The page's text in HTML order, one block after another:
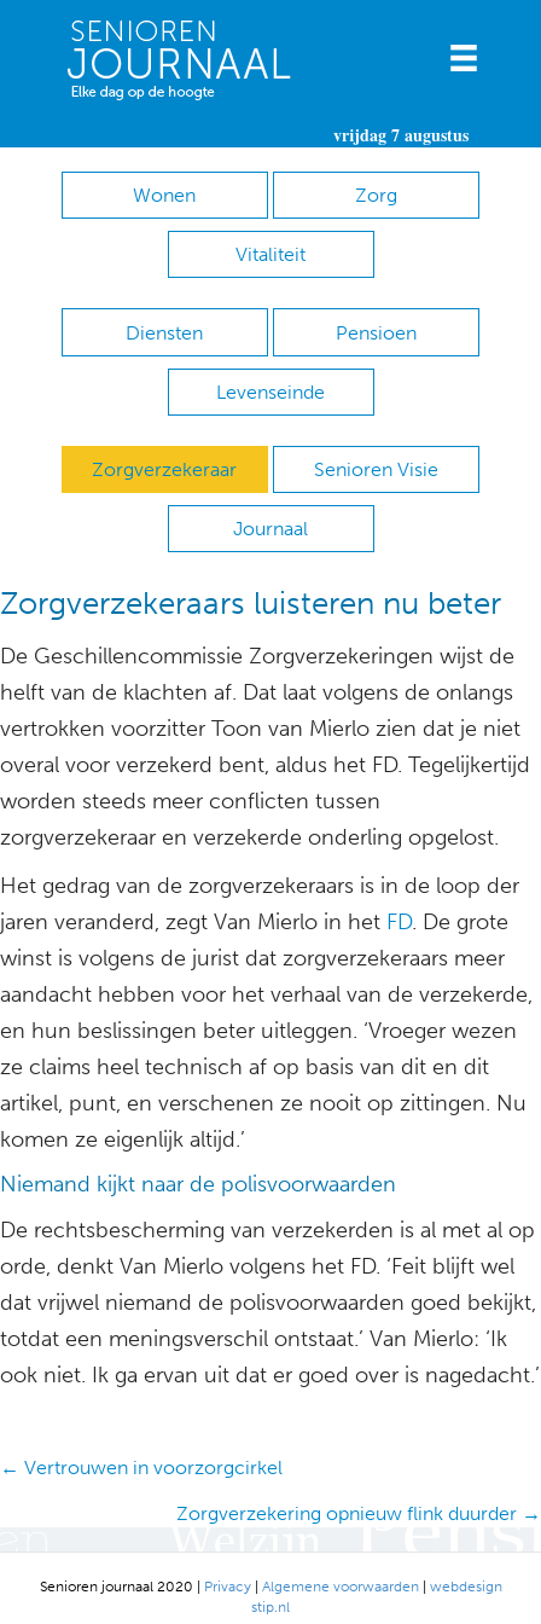
vrijdag 7 augustus
Wonen Zorg
Vitaliteit
Diensten Pensioen
Levenseinde
Zorgverzekeraar Senioren Visie
Journaal
Zorgverzekeraars luisteren nu beter
De Geschillencommissie Zorgverzekeringen wijst de
helft van de klachten af. Dat laat volgens de onlangs
vertrokken voorzitter Toon van Mierlo zien dat je niet
overal voor verzekerd bent, aldus het FD. Tegelijkertijd
worden steeds meer conflicten tussen
zorgverzekeraar en verzekerde onderling opgelost.
Het gedrag van de zorgverzekeraars is in de loop der
jaren veranderd, zegt Van Mierlo in het FD. De grote
winst is volgens de jurist dat zorgverzekeraars meer
aandacht hebben voor het verhaal van de verzekerde,
en hun beslissingen beter uitleggen. ‘Vroeger wezen
ze claims heel technisch af op basis van dit en dit
artikel, punt, en verschenen ze nooit op zittingen. Nu
komen ze eigenlijk altijd.’
Niemand kijkt naar de polisvoorwaarden
De rechtsbescherming van verzekerden is al met al op
orde, denkt Van Mierlo volgens het FD. ‘Feit blijft wel
dat vrijwel niemand de polisvoorwaarden goed bekijkt,
totdat een meningsverschil ontstaat.’ Van Mierlo: ‘Ik
ook niet. Ik ga ervan uit dat er goed over is nagedacht.’
Posts
← Vertrouwen in voorzorgcirkel
Zorgverzekering opnieuw flink duurder →
Senioren journaal 2020 | Privacy| Algemene voorwaarden| webdesign
stip.nl